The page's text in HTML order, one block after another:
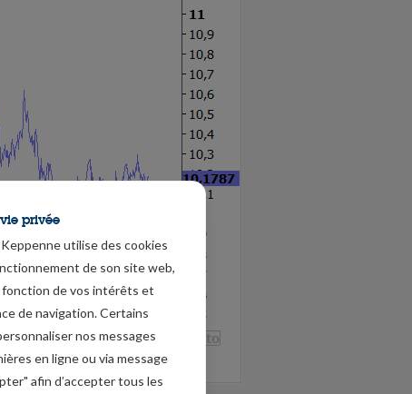
privée
utilise des cookies
de son site web,
de vos intérêts et
de navigation. Certains
nos messages
en ligne ou via message
afin d’accepter tous les